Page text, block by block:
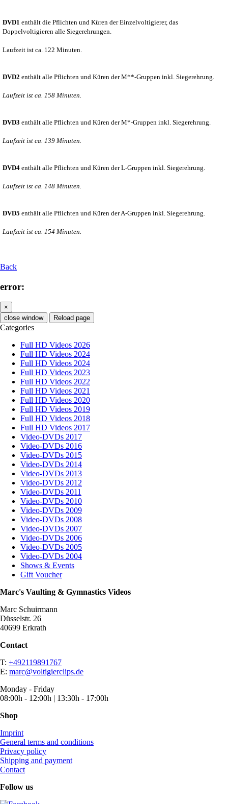
DVD1 enthält die Pflichten und Küren der Einzelvoltigierer, das
Doppelvoltigieren alle Siegerehrungen.
Laufzeit ist ca. 122 Minuten.
DVD2 enthält alle Pflichten und Küren der M**-Gruppen inkl. Siegerehrung.
Laufzeit ist ca. 158 Minuten.
DVD3 enthält alle Pflichten und Küren der M*-Gruppen inkl. Siegerehrung.
Laufzeit ist ca. 139 Minuten.
DVD4 enthält alle Pflichten und Küren der L-Gruppen inkl. Siegerehrung.
Laufzeit ist ca. 148 Minuten.
DVD5 enthält alle Pflichten und Küren der A-Gruppen inkl. Siegerehrung.
Laufzeit ist ca. 154 Minuten.
Back
error:
×
close window
Reload page
Categories
Full HD Videos 2026
Full HD Videos 2024
Full HD Videos 2024
Full HD Videos 2023
Full HD Videos 2022
Full HD Videos 2021
Full HD Videos 2020
Full HD Videos 2019
Full HD Videos 2018
Full HD Videos 2017
Video-DVDs 2017
Video-DVDs 2016
Video-DVDs 2015
Video-DVDs 2014
Video-DVDs 2013
Video-DVDs 2012
Video-DVDs 2011
Video-DVDs 2010
Video-DVDs 2009
Video-DVDs 2008
Video-DVDs 2007
Video-DVDs 2006
Video-DVDs 2005
Video-DVDs 2004
Shows & Events
Gift Voucher
Marc's Vaulting & Gymnastics Videos
Marc Schuirmann
Düsselstr. 26
40699 Erkrath
Contact
T: +492119891767
E: marc@voltigierclips.de
Monday - Friday
08:00h - 12:00h | 13:30h - 17:00h
Shop
Imprint
General terms and conditions
Privacy policy
Shipping and payment
Contact
Follow us